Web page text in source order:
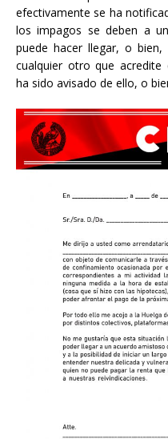
efectivamente se ha
los impagos se deben a
puede hacer llegar, o
cualquier otro que
ha sido avisado de ello, o